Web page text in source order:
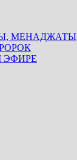
МЕНАДЖАТЫ
ЭФИРЕ